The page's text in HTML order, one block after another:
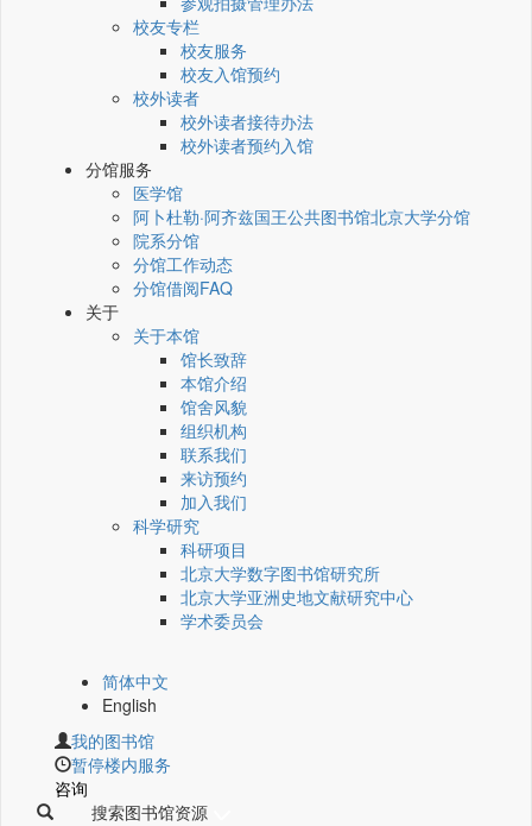
校友专栏
校友服务
校友入馆预约
校外读者
校外读者接待办法
校外读者预约入馆
分馆服务
医学馆
阿卜杜勒·阿齐兹国王公共图书馆北京大学分馆
院系分馆
分馆工作动态
分馆借阅FAQ
关于
关于本馆
馆长致辞
本馆介绍
馆舍风貌
组织机构
联系我们
来访预约
加入我们
科学研究
科研项目
北京大学数字图书馆研究所
北京大学亚洲史地文献研究中心
学术委员会
简体中文
English
我的图书馆
暂停楼内服务
咨询
搜索图书馆资源